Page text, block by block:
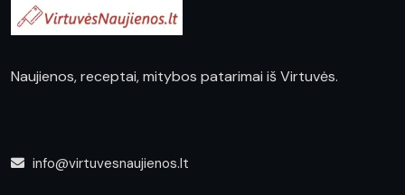
Naujienos, receptai, mitybos patarimai iš Virtuvės.
info@virtuvesnaujienos.lt